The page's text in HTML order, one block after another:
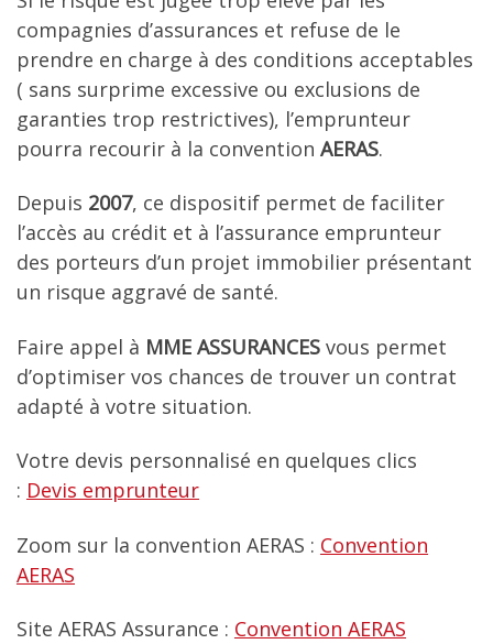
compagnies d’assurances et refuse de le
prendre en charge à des conditions acceptables
( sans surprime excessive ou exclusions de
garanties trop restrictives), l’emprunteur
pourra recourir à la convention AERAS.
Depuis 2007, ce dispositif permet de faciliter
l’accès au crédit et à l’assurance emprunteur
des porteurs d’un projet immobilier présentant
un risque aggravé de santé.
Faire appel à MME ASSURANCES vous permet
d’optimiser vos chances de trouver un contrat
adapté à votre situation.
Votre devis personnalisé en quelques clics
: Devis emprunteur
Zoom sur la convention AERAS : Convention
AERAS
Site AERAS Assurance : Convention AERAS